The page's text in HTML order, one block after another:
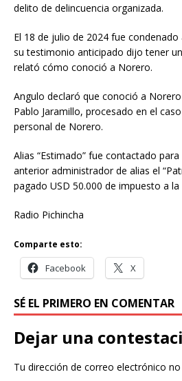
delito de delincuencia organizada.
El 18 de julio de 2024 fue condenado
su testimonio anticipado dijo tener
relató cómo conoció a Norero.
Angulo declaró que conoció a
Pablo Jaramillo, procesado en el
personal de Norero.
Alias “Estimado” fue contactado
anterior administrador de alias el
pagado USD 50.000 de impuesto a
Radio Pichincha
Comparte esto:
Facebook X
SÉ EL PRIMERO EN COMENTAR
Dejar una
Tu dirección de correo electrónico no